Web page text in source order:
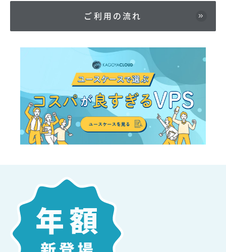
ご利用の流れ